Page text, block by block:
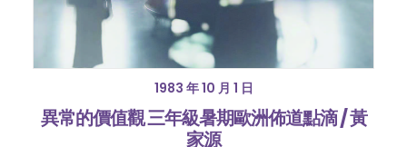
1983 年 10 月 1 日
異常的價值觀 三年級暑期歐洲佈道點滴 / 黃
家源